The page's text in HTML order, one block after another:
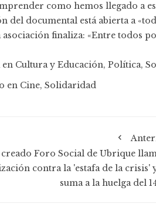
como hemos llegado a
del documental está abierta a
asociación finaliza: «Entre todos
en Cultura y Educación, Política,
en Cine, Solidaridad
Foro Social de Ubrique
contra la 'estafa de la crisis'
suma a la huelga del